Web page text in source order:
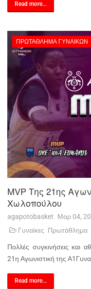
Read more...
ΠΡΩΤΆΘΛΗΜΑ ΓΥΝΑΙΚΏΝ
MVP Της 21ης
Χωλοπούλου
agapotobasket Μαρ 04,
Γυναίκες Πρωτάθλημα
Πολλές συγκινήσεις και
21η Αγωνιστική της
Read more...